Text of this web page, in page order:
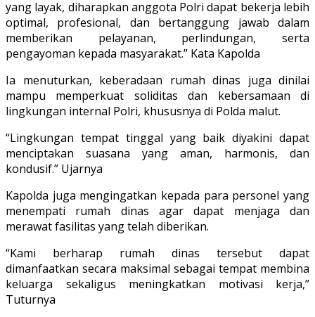
yang layak, diharapkan anggota Polri dapat bekerja lebih
optimal, profesional, dan bertanggung jawab dalam
memberikan pelayanan, perlindungan, serta
pengayoman kepada masyarakat.” Kata Kapolda
Ia menuturkan, keberadaan rumah dinas juga dinilai
mampu memperkuat soliditas dan kebersamaan di
lingkungan internal Polri, khususnya di Polda malut.
“Lingkungan tempat tinggal yang baik diyakini dapat
menciptakan suasana yang aman, harmonis, dan
kondusif.” Ujarnya
Kapolda juga mengingatkan kepada para personel yang
menempati rumah dinas agar dapat menjaga dan
merawat fasilitas yang telah diberikan.
“Kami berharap rumah dinas tersebut dapat
dimanfaatkan secara maksimal sebagai tempat membina
keluarga sekaligus meningkatkan motivasi kerja,”
Tuturnya